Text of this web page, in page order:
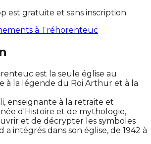
est gratuite et sans inscription
à Tréhorenteuc
est la seule église au
à la légende du Roi Arthur et à la
enseignante à la retraite et
d'Histoire et de mythologie,
et de décrypter les symboles
a intégrés dans son église, de 1942 à